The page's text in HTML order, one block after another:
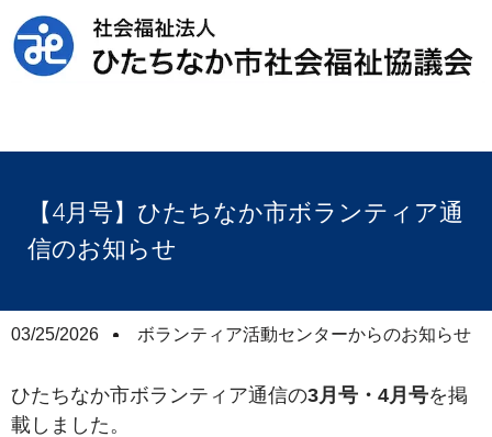
【4月号】ひたちなか市ボランティア通
信のお知らせ
03/25/2026 ボランティア活動センターからのお知らせ
ひたちなか市ボランティア通信の3月号・4月号を掲
載しました。